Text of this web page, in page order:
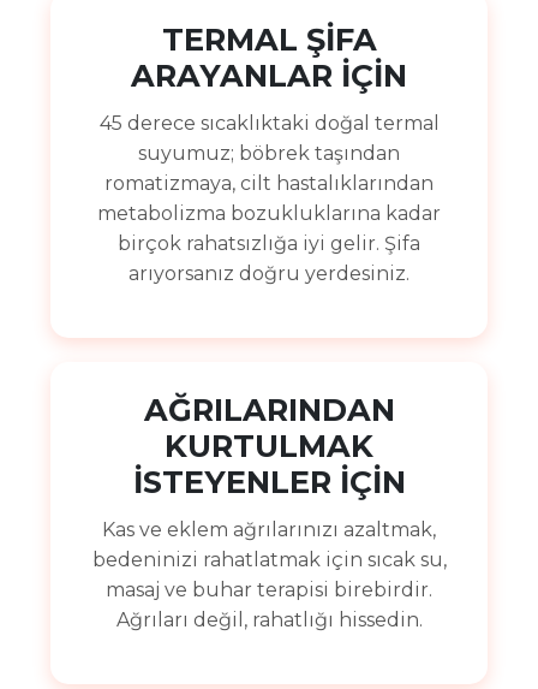
TERMAL ŞİFA
ARAYANLAR İÇİN
45 derece sıcaklıktaki doğal termal
suyumuz; böbrek taşından
romatizmaya, cilt hastalıklarından
metabolizma bozukluklarına kadar
birçok rahatsızlığa iyi gelir. Şifa
arıyorsanız doğru yerdesiniz.
AĞRILARINDAN
KURTULMAK
İSTEYENLER İÇİN
Kas ve eklem ağrılarınızı azaltmak,
bedeninizi rahatlatmak için sıcak su,
masaj ve buhar terapisi birebirdir.
Ağrıları değil, rahatlığı hissedin.